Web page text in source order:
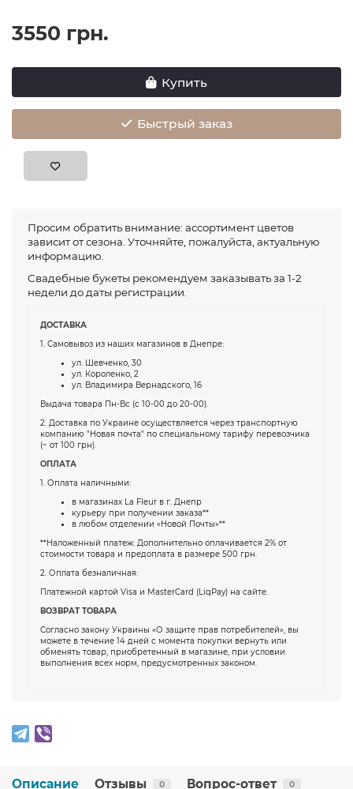
3550 грн.
Купить
Быстрый заказ
Просим обратить внимание: ассортимент цветов
зависит от сезона. Уточняйте, пожалуйста, актуальную
информацию.
Свадебные букеты рекомендуем заказывать за 1-2
недели до даты регистрации.
ДОСТАВКА
1. Самовывоз из наших магазинов в Днепре:
ул. Шевченко, 30
ул. Короленко, 2
ул. Владимира Вернадского, 16
Выдача товара Пн-Вс (с 10-00 до 20-00).
2. Доставка по Украине осуществляется через транспортную
компанию "Новая почта" по специальному тарифу перевозчика
(~ от 100 грн).
ОПЛАТА
1. Оплата наличными:
в магазинах La Fleur в г. Днепр
курьеру при получении заказа**
в любом отделении «Новой Почты»**
**Наложенный платеж: Дополнительно оплачивается 2% от
стоимости товара и предоплата в размере 500 грн.
2. Оплата безналичная:
Платежной картой Visa и MasterCard (LiqPay) на сайте.
ВОЗВРАТ ТОВАРА
Согласно закону Украины «О защите прав потребителей», вы
можете в течение 14 дней с момента покупки вернуть или
обменять товар, приобретенный в магазине, при условии
выполнения всех норм, предусмотренных законом.
Описание Отзывы 0 Вопрос-ответ 0